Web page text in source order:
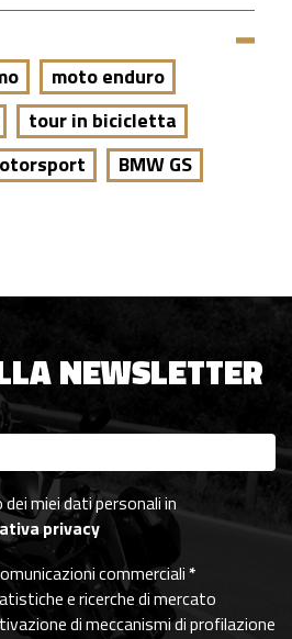
moto enduro
tour in bicicletta
BMW GS
NEWSLETTER
miei dati personali in
privacy
commerciali*
e ricerche di mercato
di meccanismi di profilazione